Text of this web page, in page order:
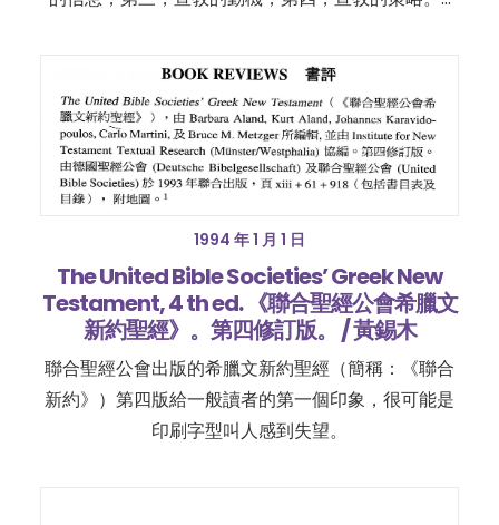
1994 年 1 月 1 日
The United Bible Societies’ Greek New
Testament, 4 th ed. 《聯合聖經公會希臘文
新約聖經》。第四修訂版。 / 黃錫木
聯合聖經公會出版的希臘文新約聖經（簡稱：《聯合
新約》）第四版給一般讀者的第一個印象，很可能是
印刷字型叫人感到失望。